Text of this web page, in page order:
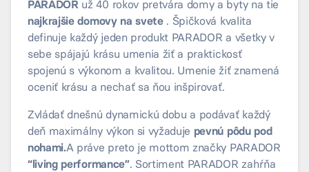
PARADOR už 40 rokov pretvára domy a byty na tie
najkrajšie domovy na svete . Špičková kvalita
definuje každý jeden produkt PARADOR a všetky v
sebe spájajú krásu umenia žiť a praktickosť
spojenú s výkonom a kvalitou. Umenie žiť znamená
oceniť krásu a nechať sa ňou inšpirovať.
Zvládať dnešnú dynamickú dobu a podávať každý
deň maximálny výkon si vyžaduje pevnú pôdu pod
nohami.A práve preto je mottom značky PARADOR
“living performance”. Sortiment PARADOR zahŕňa